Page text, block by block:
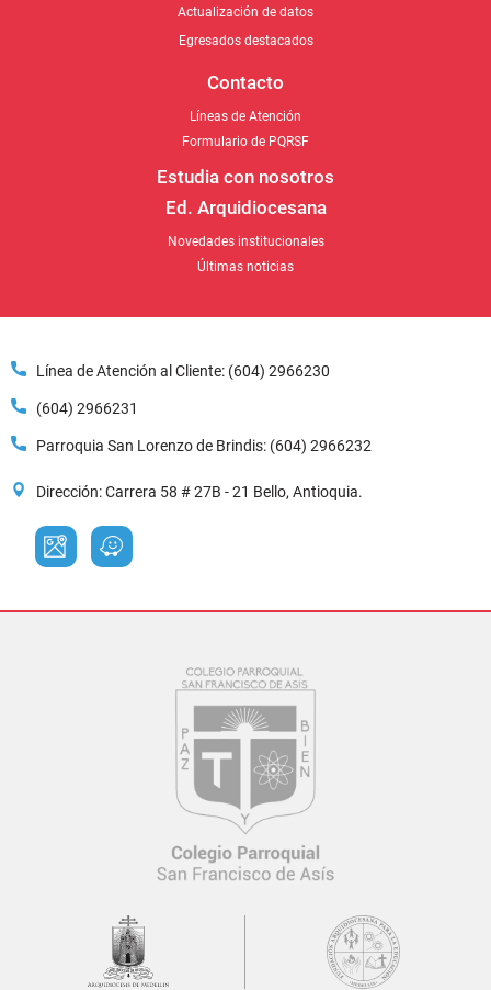
Actualización de datos
Egresados destacados
Contacto
Líneas de Atención
Formulario de PQRSF
Estudia con nosotros
Ed. Arquidiocesana
Novedades institucionales
Últimas noticias
Línea de Atención al Cliente: (604) 2966230
(604) 2966231
Parroquia San Lorenzo de Brindis: (604) 2966232
Dirección: Carrera 58 # 27B - 21 Bello, Antioquia.